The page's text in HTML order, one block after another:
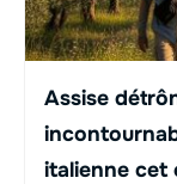
Assise
italienne cet